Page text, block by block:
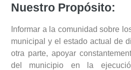
Nuestro Propósito:
Informar a la comunidad sobre
municipal y el estado actual de
otra parte, apoyar
del municipio en la